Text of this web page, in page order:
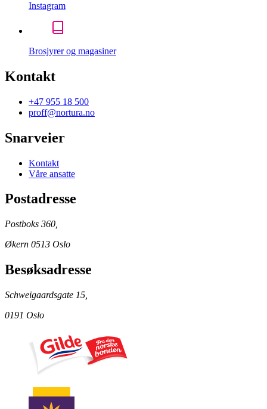
Instagram
Brosjyrer og magasiner
Kontakt
+47 955 18 500
proff@nortura.no
Snarveier
Kontakt
Våre ansatte
Postadresse
Postboks 360,
Økern 0513 Oslo
Besøksadresse
Schweigaardsgate 15,
0191 Oslo